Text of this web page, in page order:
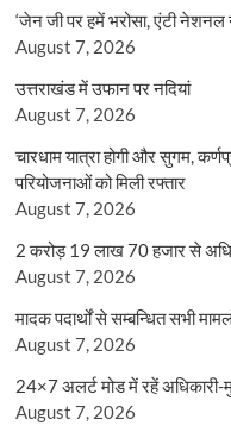
‘जेन जी पर हमें भरोसा, एंटी
August 7, 2026
उत्तराखंड में उफान पर नदियां
August 7, 2026
चारधाम यात्रा होगी और सुगम,
परियोजनाओं को मिली रफ्तार
August 7, 2026
2 करोड़ 19 लाख 70 हजार से
August 7, 2026
मादक पदार्थों से सम्बन्धित सभी
August 7, 2026
24×7 अलर्ट मोड में रहें अधिकारी-
August 7, 2026